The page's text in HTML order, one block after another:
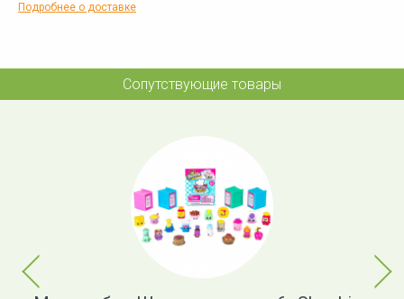
Подробнее о доставке
Сопутствующие товары
Previous Next